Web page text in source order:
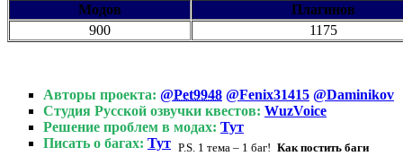
Модов
Плагинов
900
1175
Авторы проекта: @Pet9948 @Fenix31415 @Daminikov
Студия Русской озвучки квестов: WuzVoice
Решение проблем в модах: Тут
Писать о багах: Тут P.S. 1 тема – 1 баг! Как постить баги